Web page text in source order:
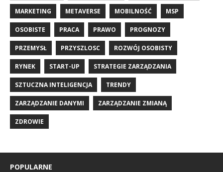
MARKETING METAVERSE MOBILNOŚĆ MSP
OSOBISTE PRACA PRAWO PROGNOZY
PRZEMYSŁ PRZYSZLOSC ROZWÓJ OSOBISTY
RYNEK START-UP STRATEGIE ZARZĄDZANIA
SZTUCZNA INTELIGENCJA TRENDY
ZARZĄDZANIE DANYMI ZARZĄDZANIE ZMIANĄ
ZDROWIE
POPULARNE